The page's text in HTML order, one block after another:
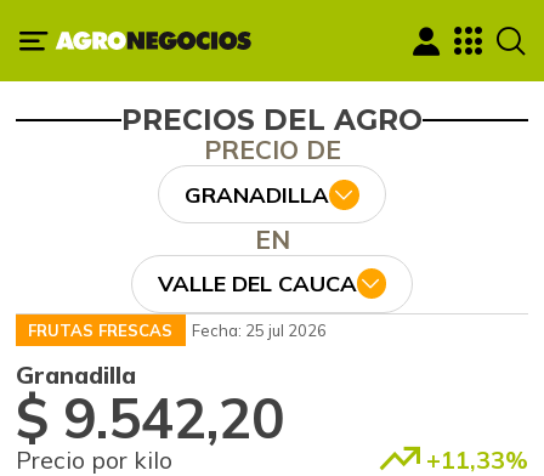
PRECIOS DEL AGRO
PRECIO DE
GRANADILLA
EN
VALLE DEL CAUCA
FRUTAS FRESCAS Fecha: 25 jul 2026
Granadilla
$ 9.542,20
Precio por kilo +11,33%